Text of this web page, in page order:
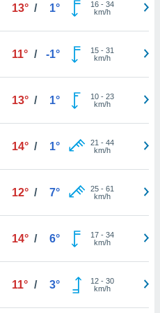
13° / 1° 16- 34
km/h
11° / -1° 15- 31
km/h
13° / 1° 10- 23
km/h
14° / 1° 21 - 44
km/h
12° / 7° 25- 61
km/h
14° / 6° 17- 34
km/h
11° / 3° 12- 30
km/h